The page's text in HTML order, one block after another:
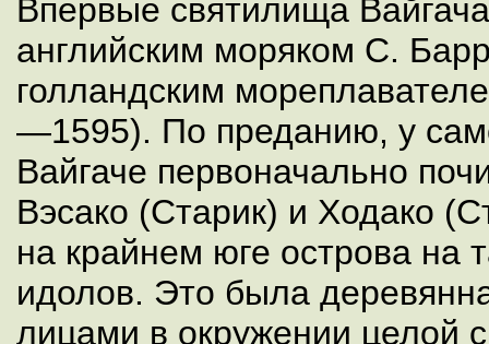
Впервые святилища
английским моряком С.
голландским
—1595). По преданию, у
Вайгаче первоначально
Вэсако (Старик) и Ходако
на крайнем юге острова
идолов. Это была
лицами в окружении целой